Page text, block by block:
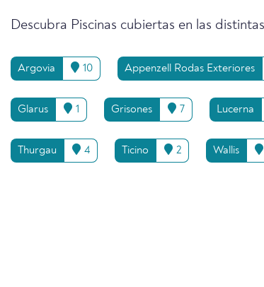
Descubra Piscinas cubiertas en las
Argovia 10 Appenzell Rodas Exteriores
Glarus 1 Grisones 7 Lucerna
Thurgau 4 Ticino 2 Wallis